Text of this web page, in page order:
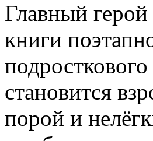
Главный
книги
становится
порой и